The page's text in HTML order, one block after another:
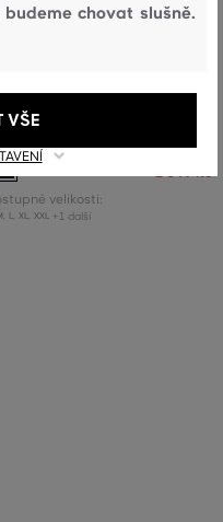
TRUNK 3-PACK
1 049 Kč
velikosti:
L, XL, XXL +1 další
chovat slušně.
VŠE